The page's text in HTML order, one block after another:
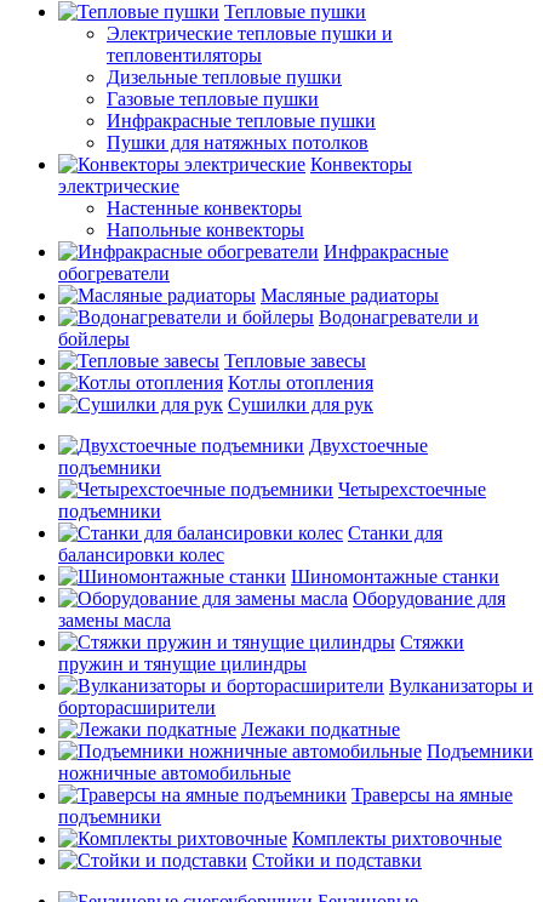
Тепловые пушки
Электрические тепловые пушки и
тепловентиляторы
Дизельные тепловые пушки
Газовые тепловые пушки
Инфракрасные тепловые пушки
Пушки для натяжных потолков
Конвекторы
электрические
Настенные конвекторы
Напольные конвекторы
Инфракрасные
обогреватели
Масляные радиаторы
Водонагреватели и
бойлеры
Тепловые завесы
Котлы отопления
Сушилки для рук
Двухстоечные
подъемники
Четырехстоечные
подъемники
Станки для
балансировки колес
Шиномонтажные станки
Оборудование для
замены масла
Стяжки
пружин и тянущие цилиндры
Вулканизаторы и
борторасширители
Лежаки подкатные
Подъемники
ножничные автомобильные
Траверсы на ямные
подъемники
Комплекты рихтовочные
Стойки и подставки